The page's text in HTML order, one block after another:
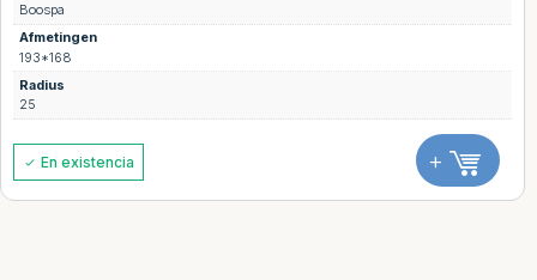
Boospa
Afmetingen
193*168
Radius
25
En existencia +